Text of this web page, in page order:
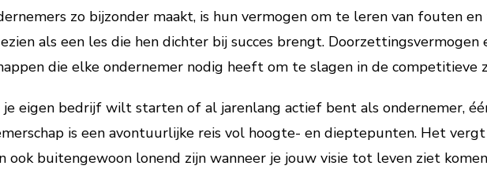
zo bijzonder maakt, is hun vermogen om te leren van fouten
als een les die hen dichter bij succes brengt. Doorzettingsvermogen
die elke ondernemer nodig heeft om te slagen in de competitieve
eigen bedrijf wilt starten of al jarenlang actief bent als ondernemer,
is een avontuurlijke reis vol hoogte- en dieptepunten. Het
ook buitengewoon lonend zijn wanneer je jouw visie tot leven ziet